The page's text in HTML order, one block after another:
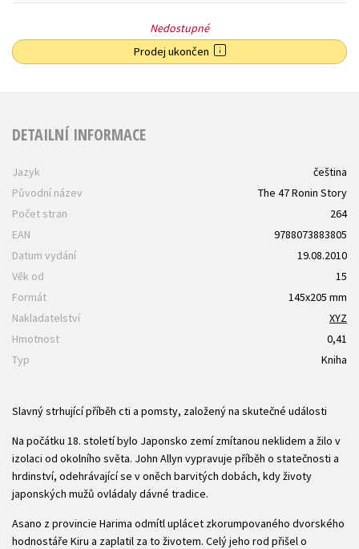
Nedostupné
Prodej ukončen
DETAILNÍ INFORMACE
Jazyk
čeština
Původní název
The 47 Ronin Story
Počet stran
264
EAN
9788073883805
Datum vydání
19.08.2010
Věk od
15
Formát
145x205 mm
Nakladatelství
XYZ
Hmotnost
0,41
Typ
Kniha
Slavný strhující příběh cti a pomsty, založený na skutečné události
Na počátku 18. století bylo Japonsko zemí zmítanou neklidem a žilo v
izolaci od okolního světa. John Allyn vypravuje příběh o statečnosti a
hrdinství, odehrávající se v oněch barvitých dobách, kdy životy
japonských mužů ovládaly dávné tradice.
Asano z provincie Harima odmítl uplácet zkorumpovaného dvorského
hodnostáře Kiru a zaplatil za to životem. Celý jeho rod přišel o